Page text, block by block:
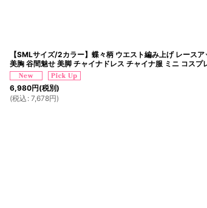
【SMLサイズ/2カラー】蝶々柄 ウエスト編み上げ レース
美胸 谷間魅せ 美脚 チャイナドレス チャイナ服 ミニ コスプ
6,980円(税別)
(税込 : 7,678円)